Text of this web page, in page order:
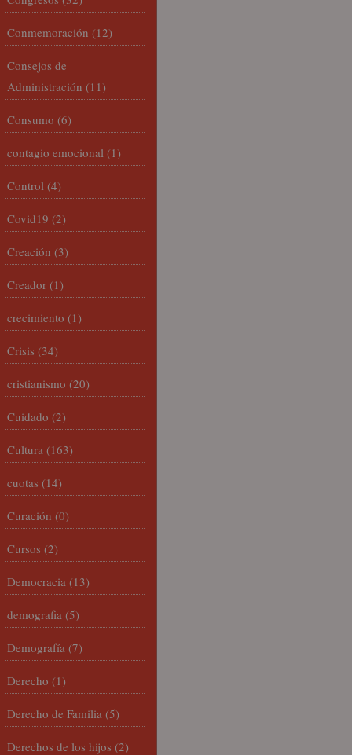
Conmemoración (12)
Consejos de
Administración (11)
Consumo (6)
contagio emocional (1)
Control (4)
Covid19 (2)
Creación (3)
Creador (1)
crecimiento (1)
Crisis (34)
cristianismo (20)
Cuidado (2)
Cultura (163)
cuotas (14)
Curación (0)
Cursos (2)
Democracia (13)
demografia (5)
Demografía (7)
Derecho (1)
Derecho de Familia (5)
Derechos de los hijos (2)